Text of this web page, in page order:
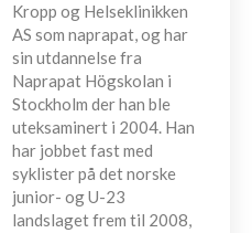
Kropp og Helseklinikken
AS som naprapat, og har
sin utdannelse fra
Naprapat Högskolan i
Stockholm der han ble
uteksaminert i 2004. Han
har jobbet fast med
syklister på det norske
junior- og U-23
landslaget frem til 2008,